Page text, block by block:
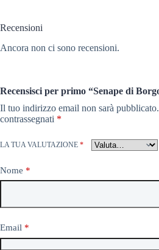
Recensioni
Ancora non ci sono recensioni.
Recensisci per primo “Senape di
Il tuo indirizzo email non sarà pubblicato.
contrassegnati *
LA TUA VALUTAZIONE *
Nome *
Email *